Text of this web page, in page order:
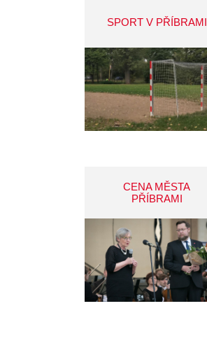
SPORT V PŘÍBRAMI
CENA MĚSTA
PŘÍBRAMI